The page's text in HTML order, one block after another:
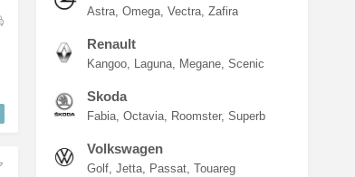
Astra Omega Vectra Zafira
Renault
Kangoo Laguna Megane Scenic
Skoda
Fabia Octavia Roomster Superb
Volkswagen
Golf Jetta Passat Touareg